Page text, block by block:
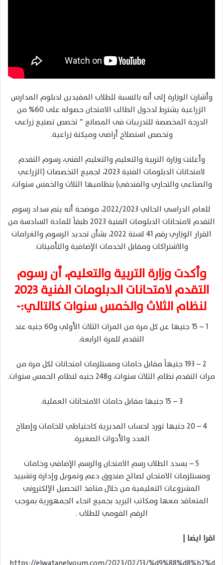
وأشارت الوزارة إلى أنه بالنسبة للطلاب المقيدين لدبلوم المدارس
الزراعية يشترط لدخول الطالب الامتحان حصوله على 60% من
الدرجة المخصصة للتدريبات فى المصانع ” تخصص تصنيع زراعى
وتخصص استصلاح أراضى وميكنة زراعية.
وأعلنت وزارة التربية والتعليم والتعليم الفني، رسوم التقدم
لامتحانات الدبلومات الفنية 2023، لجميع التخصصات (الزراعي
والصناعي والتجاري والفندقي) بنظاميها الثلاث والخمس سنوات،
للعام الدراسي الحالي 2022/2023، موضحة أنه يتم سداد رسوم
التقدم لامتحانات الدبلومات الفنية 2023 طبقاً للمادة السادسة من
القرار الوزاري رقم 41 لسنة 2022، بشأن تحديد الرسوم والغرامات
والاشتراكات ومقابل الخدمات الإضافية والتأمينات.
وأكدت وزارة التربية والتعليم، أن رسوم
التقدم لامتحانات الدبلومات الفنية 2023
لنظام الثلاث والخمس سنوات كالتالي:-
1 – 15 جنيها عن كل مرة من المرات الثلاث الأولي و60 جنيه عند
التقدم للمرة الرابعة.
2 – 193 جنيهاً مقابل خامات ومستلزمات امتحانات لكل مرة من
مرات التقدم نظام الثلاث سنوات، و248 جنيه لنظام الخمس سنوات.
3 – 15 جنيها مقابل خامات الامتحانات العملية.
4 – 20 جنيها تورد لحساب المديرية كاحتياطي للخامات وإصلاح
العدد والأدوات الصغيرة.
5 – يسدد الطلاب رسم الامتحان والرسم الإضافي وخامات
ومستلزمات الامتحان لصالح صندوق دعم وتمويل وإدارة وتشييد
المشروعات التعليمية من خلال منافذ التحصيل الإلكتروني
المتعاقد معها ومكاتب البريد بجميع انحاء الجمهورية بموجب
الرقم القومي للطلاب .
اقرا ايضا |